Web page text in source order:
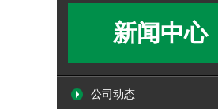
新闻中心
公司动态